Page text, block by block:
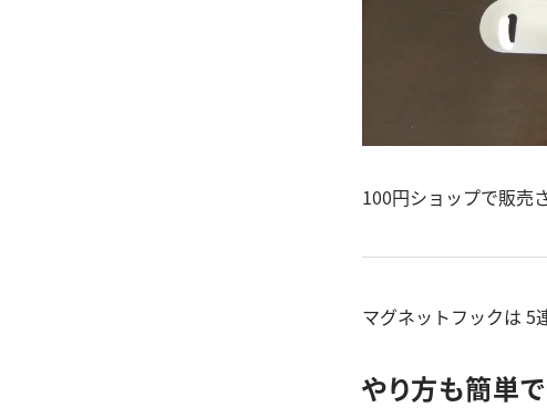
100円ショップで販売
マグネットフックは 5
やり方も簡単